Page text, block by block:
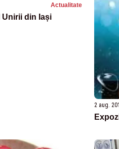
Actualitate
Unirii din Iași
2 aug.